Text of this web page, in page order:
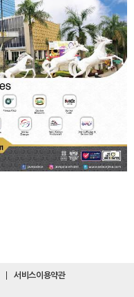
서비스이용약관